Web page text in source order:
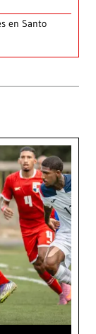
en Santo